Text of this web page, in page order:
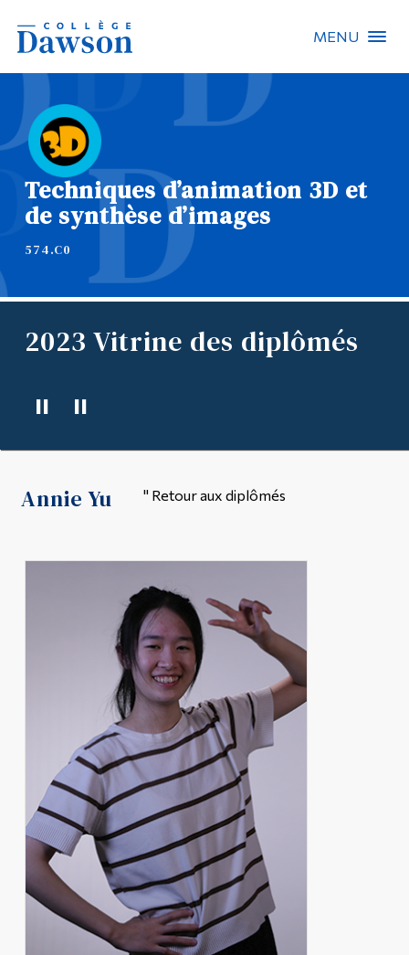
MENU
Techniques d’animation 3D et
de synthèse d’images
574.C0
2023 Vitrine des diplômés
" "
Annie Yu " Retour aux diplômés
Recherche sur le site
Recherche de personnes
EN
À propos de Dawson
Omnivox
Liens rapides
Admissions
La vie à Dawson
Qui vous êtes
Futurs étudiants
Étudiants actuels
Corps enseignant et
personnel administratif
Diplômé·es et visiteur·euses